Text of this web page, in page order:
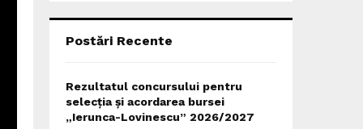
Postări Recente
Rezultatul concursului pentru
selecția și acordarea bursei
„Ierunca-Lovinescu” 2026/2027